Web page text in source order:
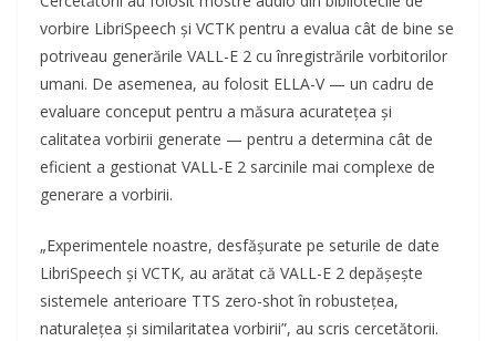
vorbire LibriSpeech și VCTK pentru a evalua cât de bine se
potriveau generările VALL-E 2 cu înregistrările vorbitorilor
umani. De asemenea, au folosit ELLA-V — un cadru de
evaluare conceput pentru a măsura acuratețea și
calitatea vorbirii generate — pentru a determina cât de
eficient a gestionat VALL-E 2 sarcinile mai complexe de
generare a vorbirii.
„Experimentele noastre, desfășurate pe seturile de date
LibriSpeech și VCTK, au arătat că VALL-E 2 depășește
sistemele anterioare TTS zero-shot în robustețea,
naturalețea și similaritatea vorbirii”, au scris cercetătorii.